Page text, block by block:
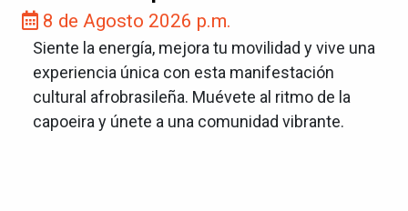
8 de Agosto 2026 p.m.
Siente la energía, mejora tu movilidad y vive una
experiencia única con esta manifestación
cultural afrobrasileña. Muévete al ritmo de la
capoeira y únete a una comunidad vibrante.